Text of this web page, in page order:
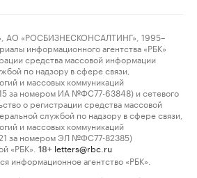
«РОСБИЗНЕСКОНСАЛТИНГ», 1995–
информационного агентства «РБК»
средства массовой информации
по надзору в сфере связи,
и массовых коммуникаций
за номером ИА №ФС77-63848) и сетевого
о регистрации средства массовой
службой по надзору в сфере связи,
и массовых коммуникаций
за номером ЭЛ №ФС77-82385)
«РБК».
18+ letters@rbc.ru
информационное агентство «РБК».